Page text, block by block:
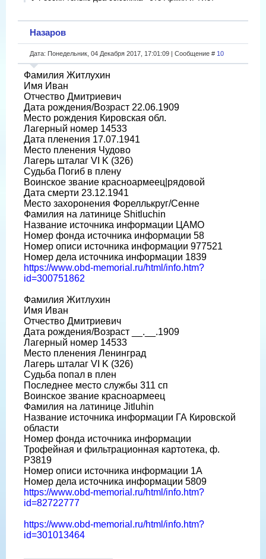
Назаров
Дата: Понедельник, 04 Декабря 2017, 17:01:09 | Сообщение # 10
Фамилия Житлухин
Имя Иван
Отчество Дмитриевич
Дата рождения/Возраст 22.06.1909
Место рождения Кировская обл.
Лагерный номер 14533
Дата пленения 17.07.1941
Место пленения Чудово
Лагерь шталаг VI K (326)
Судьба Погиб в плену
Воинское звание красноармеец|рядовой
Дата смерти 23.12.1941
Место захоронения Фореллькруг/Сенне
Фамилия на латинице Shitluchin
Название источника информации ЦАМО
Номер фонда источника информации 58
Номер описи источника информации 977521
Номер дела источника информации 1839
https://www.obd-memorial.ru/html/info.htm?
id=300751862
Фамилия Житлухин
Имя Иван
Отчество Дмитриевич
Дата рождения/Возраст __.__.1909
Лагерный номер 14533
Место пленения Ленинград
Лагерь шталаг VI K (326)
Судьба попал в плен
Последнее место службы 311 сп
Воинское звание красноармеец
Фамилия на латинице Jitluhin
Название источника информации ГА Кировской
области
Номер фонда источника информации
Трофейная и фильтрационная картотека, ф.
Р3819
Номер описи источника информации 1А
Номер дела источника информации 5809
https://www.obd-memorial.ru/html/info.htm?
id=82722777
https://www.obd-memorial.ru/html/info.htm?
id=301013464